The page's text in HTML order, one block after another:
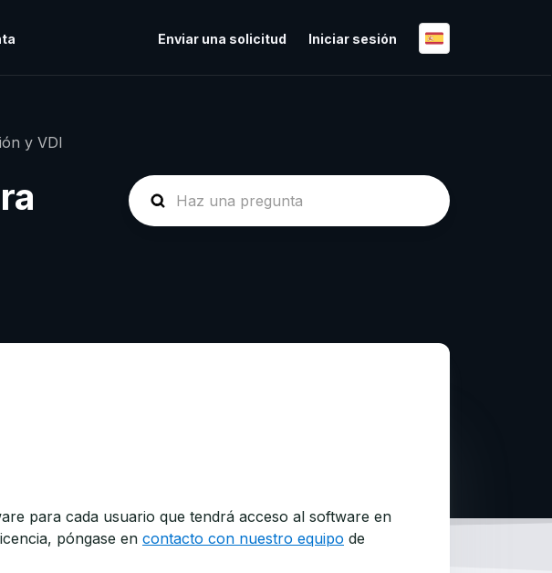
Enviar una solicitud Iniciar sesión
y VDI
para cada usuario que tendrá acceso al software en
póngase en contacto con nuestro equipo de